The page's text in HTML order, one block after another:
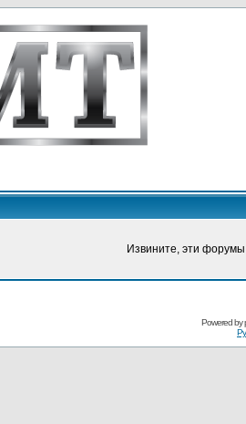
Извините, эти
Powered by